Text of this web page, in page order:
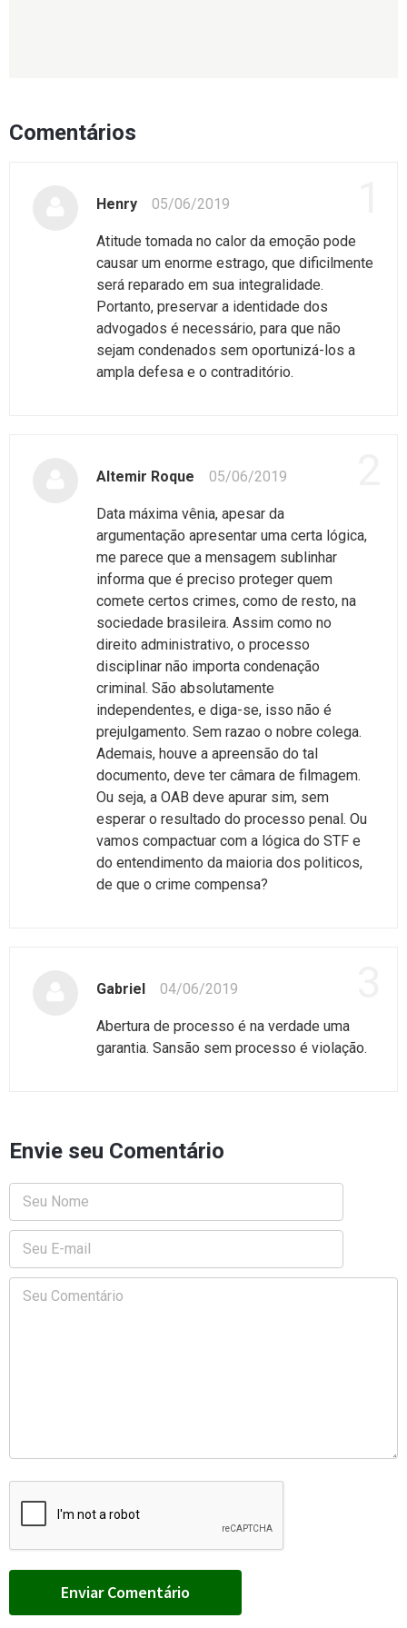
Comentários
Henry 05/06/2019
Atitude tomada no calor da emoção pode
causar um enorme estrago, que dificilmente
será reparado em sua integralidade.
Portanto, preservar a identidade dos
advogados é necessário, para que não
sejam condenados sem oportunizá-los a
ampla defesa e o contraditório.
Altemir Roque 05/06/2019
Data máxima vênia, apesar da
argumentação apresentar uma certa lógica,
me parece que a mensagem sublinhar
informa que é preciso proteger quem
comete certos crimes, como de resto, na
sociedade brasileira. Assim como no
direito administrativo, o processo
disciplinar não importa condenação
criminal. São absolutamente
independentes, e diga-se, isso não é
prejulgamento. Sem razao o nobre colega.
Ademais, houve a apreensão do tal
documento, deve ter câmara de filmagem.
Ou seja, a OAB deve apurar sim, sem
esperar o resultado do processo penal. Ou
vamos compactuar com a lógica do STF e
do entendimento da maioria dos politicos,
de que o crime compensa?
Gabriel 04/06/2019
Abertura de processo é na verdade uma
garantia. Sansão sem processo é violação.
Envie seu Comentário